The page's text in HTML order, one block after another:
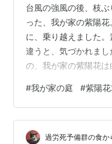
台風の強風の後、枝
った、我が家の紫陽
に、乗り越えました
違うと、気づかれま
の、我が家の紫陽花
風の風雨を乗り越え
した。10日余りで、
ては！ 花に、背を押
リ）。 先ほど、はて
#我が家の庭 #紫陽
過労死予備群の食